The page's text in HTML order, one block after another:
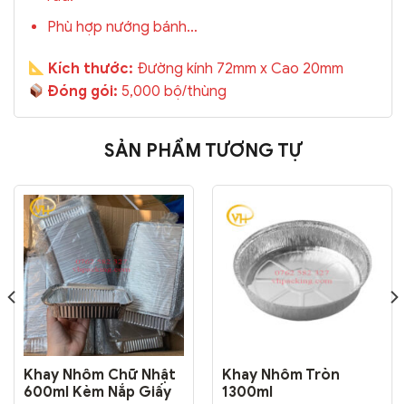
Phù hợp nướng bánh…
Kích thước: Đường kính 72mm x Cao 20mm
Đóng gói: 5,000 bộ/thùng
SẢN PHẨM TƯƠNG TỰ
Khay Nhôm Chữ Nhật
600ml Kèm Nắp Giấy
Khay Nhôm Tròn
1300ml